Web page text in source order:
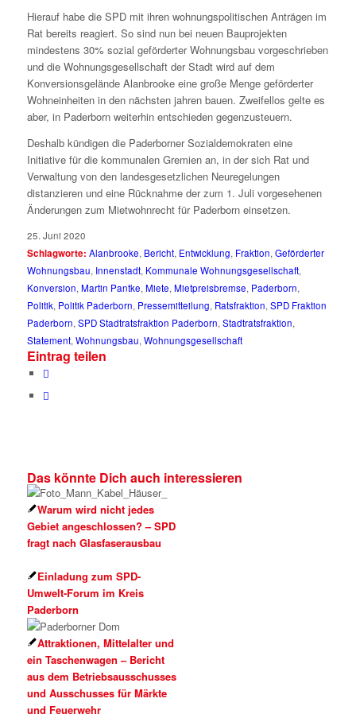
Hierauf habe die SPD mit ihren wohnungspolitischen Anträgen im
Rat bereits reagiert. So sind nun bei neuen Bauprojekten
mindestens 30% sozial geförderter Wohnungsbau vorgeschrieben
und die Wohnungsgesellschaft der Stadt wird auf dem
Konversionsgelände Alanbrooke eine große Menge geförderter
Wohneinheiten in den nächsten jahren bauen. Zweifellos gelte es
aber, in Paderborn weiterhin entschieden gegenzusteuern.
Deshalb kündigen die Paderborner Sozialdemokraten eine
Initiative für die kommunalen Gremien an, in der sich Rat und
Verwaltung von den landesgesetzlichen Neuregelungen
distanzieren und eine Rücknahme der zum 1. Juli vorgesehenen
Änderungen zum Mietwohnrecht für Paderborn einsetzen.
25. Juni 2020
Schlagworte: Alanbrooke, Bericht, Entwicklung, Fraktion, Geförderter
Wohnungsbau, Innenstadt, Kommunale Wohnungsgesellschaft,
Konversion, Martin Pantke, Miete, Mietpreisbremse, Paderborn,
Politik, Politik Paderborn, Pressemitteilung, Ratsfraktion, SPD Fraktion
Paderborn, SPD Stadtratsfraktion Paderborn, Stadtratsfraktion,
Statement, Wohnungsbau, Wohnungsgesellschaft
Eintrag teilen
Das könnte Dich auch interessieren
Warum wird nicht jedes
Gebiet angeschlossen? – SPD
fragt nach Glasfaserausbau
Einladung zum SPD-
Umwelt-Forum im Kreis
Paderborn
Attraktionen, Mittelalter und
ein Taschenwagen – Bericht
aus dem Betriebsausschusses
und Ausschusses für Märkte
und Feuerwehr